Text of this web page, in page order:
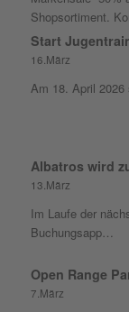
Shopsortiment.
Start
16.März
Am 18. April
Albatros wird
13.März
Im Laufe der
Buchungsapp…
Open Range
7.März